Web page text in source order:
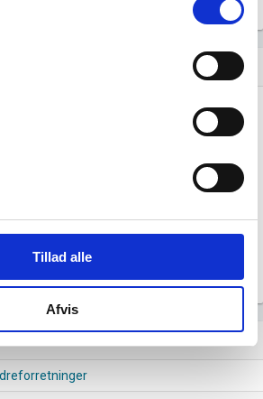
Tillad alle
Afvis
for historiske data.
virksomheder pr. år